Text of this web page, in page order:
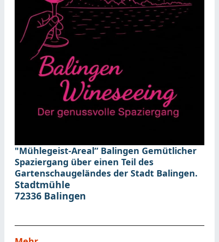
"Mühlegeist-Areal“ Balingen Gemütlicher
Spaziergang über einen Teil des
Gartenschaugeländes der Stadt Balingen.
Stadtmühle
72336 Balingen